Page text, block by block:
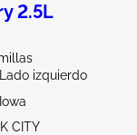
2.5L
izquierdo
CITY